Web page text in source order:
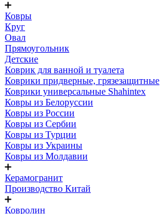
Ковры
Круг
Овал
Прямоугольник
Детские
Коврик для ванной и туалета
Коврики придверные, грязезащитные
Коврики универсальные Shahintex
Ковры из Белоруссии
Ковры из России
Ковры из Сербии
Ковры из Турции
Ковры из Украины
Ковры из Молдавии
Керамогранит
Производство Китай
Ковролин